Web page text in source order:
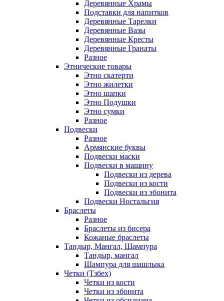
Деревянные Храмы
Подставки для напитков
Деревянные Тарелки
Деревянные Вазы
Деревянные Кресты
Деревянные Гранаты
Разное
Этнические товары
Этно скатерти
Этно жилетки
Этно шапки
Этно Подушки
Этно сумки
Разное
Подвески
Разное
Армянские буквы
Подвески маски
Подвески в машину
Подвески из дерева
Подвески из кости
Подвески из эбонита
Подвески Ностальгия
Браслеты
Разное
Браслеты из бисера
Кожаные браслеты
Тандыр, Мангал, Шампура
Тандыр, мангал
Шампура для шашлыка
Четки (Тзбех)
Четки из кости
Четки из эбонита